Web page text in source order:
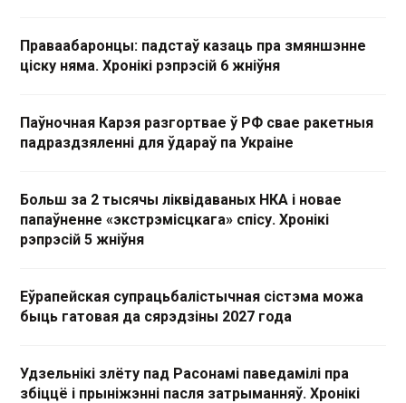
Праваабаронцы: падстаў казаць пра змяншэнне
ціску няма. Хронікі рэпрэсій 6 жніўня
Паўночная Карэя разгортвае ў РФ свае ракетныя
падраздзяленні для ўдараў па Украіне
Больш за 2 тысячы ліквідаваных НКА і новае
папаўненне «экстрэмісцкага» спісу. Хронікі
рэпрэсій 5 жніўня
Еўрапейская супрацьбалістычная сістэма можа
быць гатовая да сярэдзіны 2027 года
Удзельнікі злёту пад Расонамі паведамілі пра
збіццё і прыніжэнні пасля затрыманняў. Хронікі